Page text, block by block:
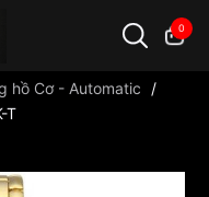
0
hồ Cơ - Automatic
/
T